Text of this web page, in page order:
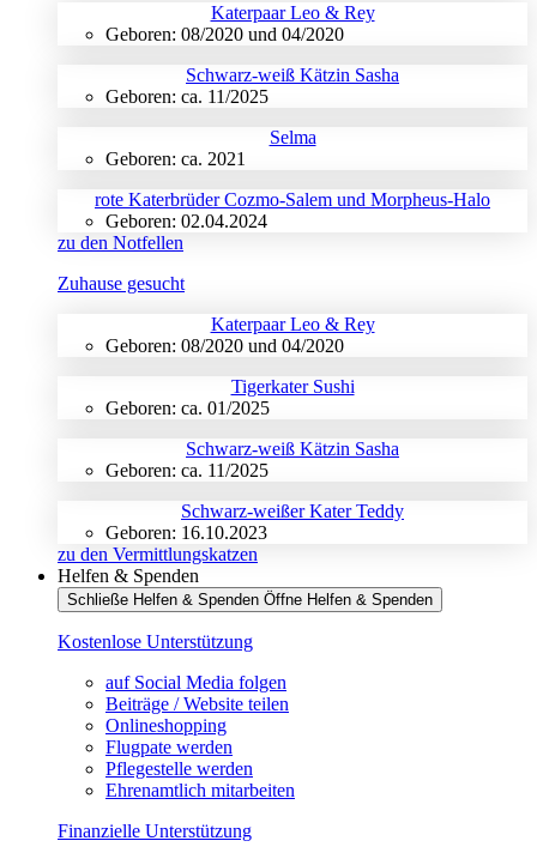
Katerpaar Leo & Rey
Geboren: 08/2020 und 04/2020
Schwarz-weiß Kätzin Sasha
Geboren: ca. 11/2025
Selma
Geboren: ca. 2021
rote Katerbrüder Cozmo-Salem und Morpheus-Halo
Geboren: 02.04.2024
zu den Notfellen
Zuhause gesucht
Katerpaar Leo & Rey
Geboren: 08/2020 und 04/2020
Tigerkater Sushi
Geboren: ca. 01/2025
Schwarz-weiß Kätzin Sasha
Geboren: ca. 11/2025
Schwarz-weißer Kater Teddy
Geboren: 16.10.2023
zu den Vermittlungskatzen
Helfen & Spenden
Schließe Helfen & Spenden Öffne Helfen & Spenden
Kostenlose Unterstützung
auf Social Media folgen
Beiträge / Website teilen
Onlineshopping
Flugpate werden
Pflegestelle werden
Ehrenamtlich mitarbeiten
Finanzielle Unterstützung